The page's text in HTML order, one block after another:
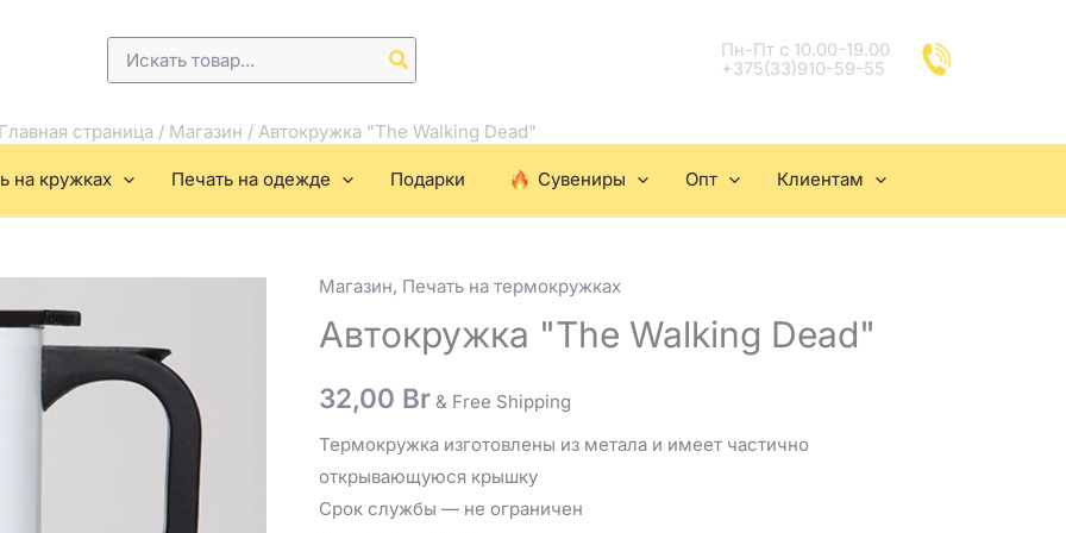
Пн-Пт с 10.00-19.00
+375(33)910-59-55
Главная страница / Магазин / Автокружка "The Walking Dead"
на кружках Печать на одежде Подарки Сувениры Опт Клиентам
Магазин, Печать на термокружках
Автокружка "The Walking Dead"
32,00 Br & Free Shipping
Термокружка изготовлены из метала и имеет частично
открывающуюся крышку
Срок службы — не ограничен
Количество
товара
Автокружка
"The
Walking
Dead"